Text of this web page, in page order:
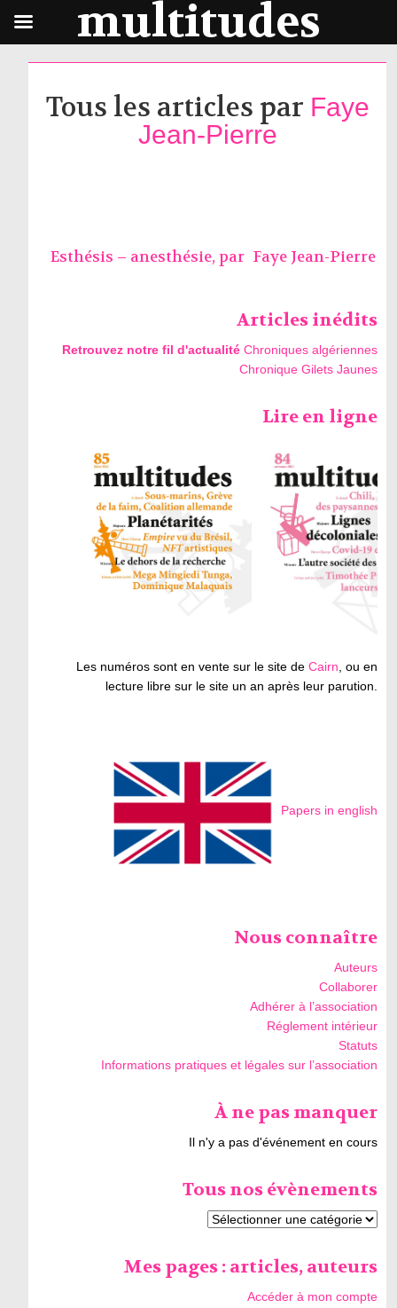
Tous les articles par Faye
Jean-Pierre
Esthésis – anesthésie, par Faye Jean-Pierre
Articles inédits
Retrouvez notre fil d'actualité Chroniques algériennes
Chronique Gilets Jaunes
Lire en ligne
Les numéros sont en vente sur le site deCairn, ou en
lecture libre sur le site un an après leur parution.
Papers in english
Nous connaître
Auteurs
Collaborer
Adhérer à l’association
Réglement intérieur
Statuts
Informations pratiques et légales sur l’association
À ne pas manquer
Il n'y a pas d'événement en cours
Tous nos évènements
Mes pages : articles, auteurs
Accéder à mon compte
multitudes